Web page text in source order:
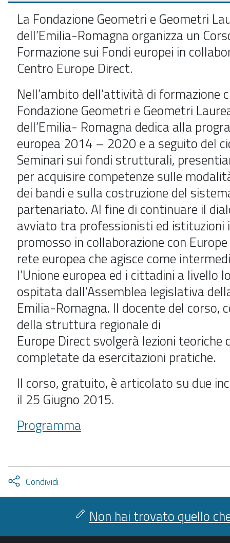
La Fondazione Geometri e Geometri
dell’Emilia-Romagna organizza un
Formazione sui Fondi europei in
Centro Europe Direct.
Nell’ambito dell’attività di formazione
Fondazione Geometri e Geometri
dell’Emilia- Romagna dedica alla
europea 2014 – 2020 e a seguito del
Seminari sui fondi strutturali,
per acquisire competenze sulle
dei bandi e sulla costruzione del
partenariato. Al fine di continuare il
avviato tra professionisti ed istituzioni
promosso in collaborazione con
rete europea che agisce come
l’Unione europea ed i cittadini a livello
ospitata dall’Assemblea legislativa
Emilia-Romagna. Il docente del corso,
della struttura regionale di
Europe Direct svolgerà lezioni teoriche
completate da esercitazioni pratiche.
Il corso, gratuito, è articolato su due
il 25 Giugno 2015.
Programma
Condividi
facebook
twitter
Attiva
condividi
Non hai trovato quello